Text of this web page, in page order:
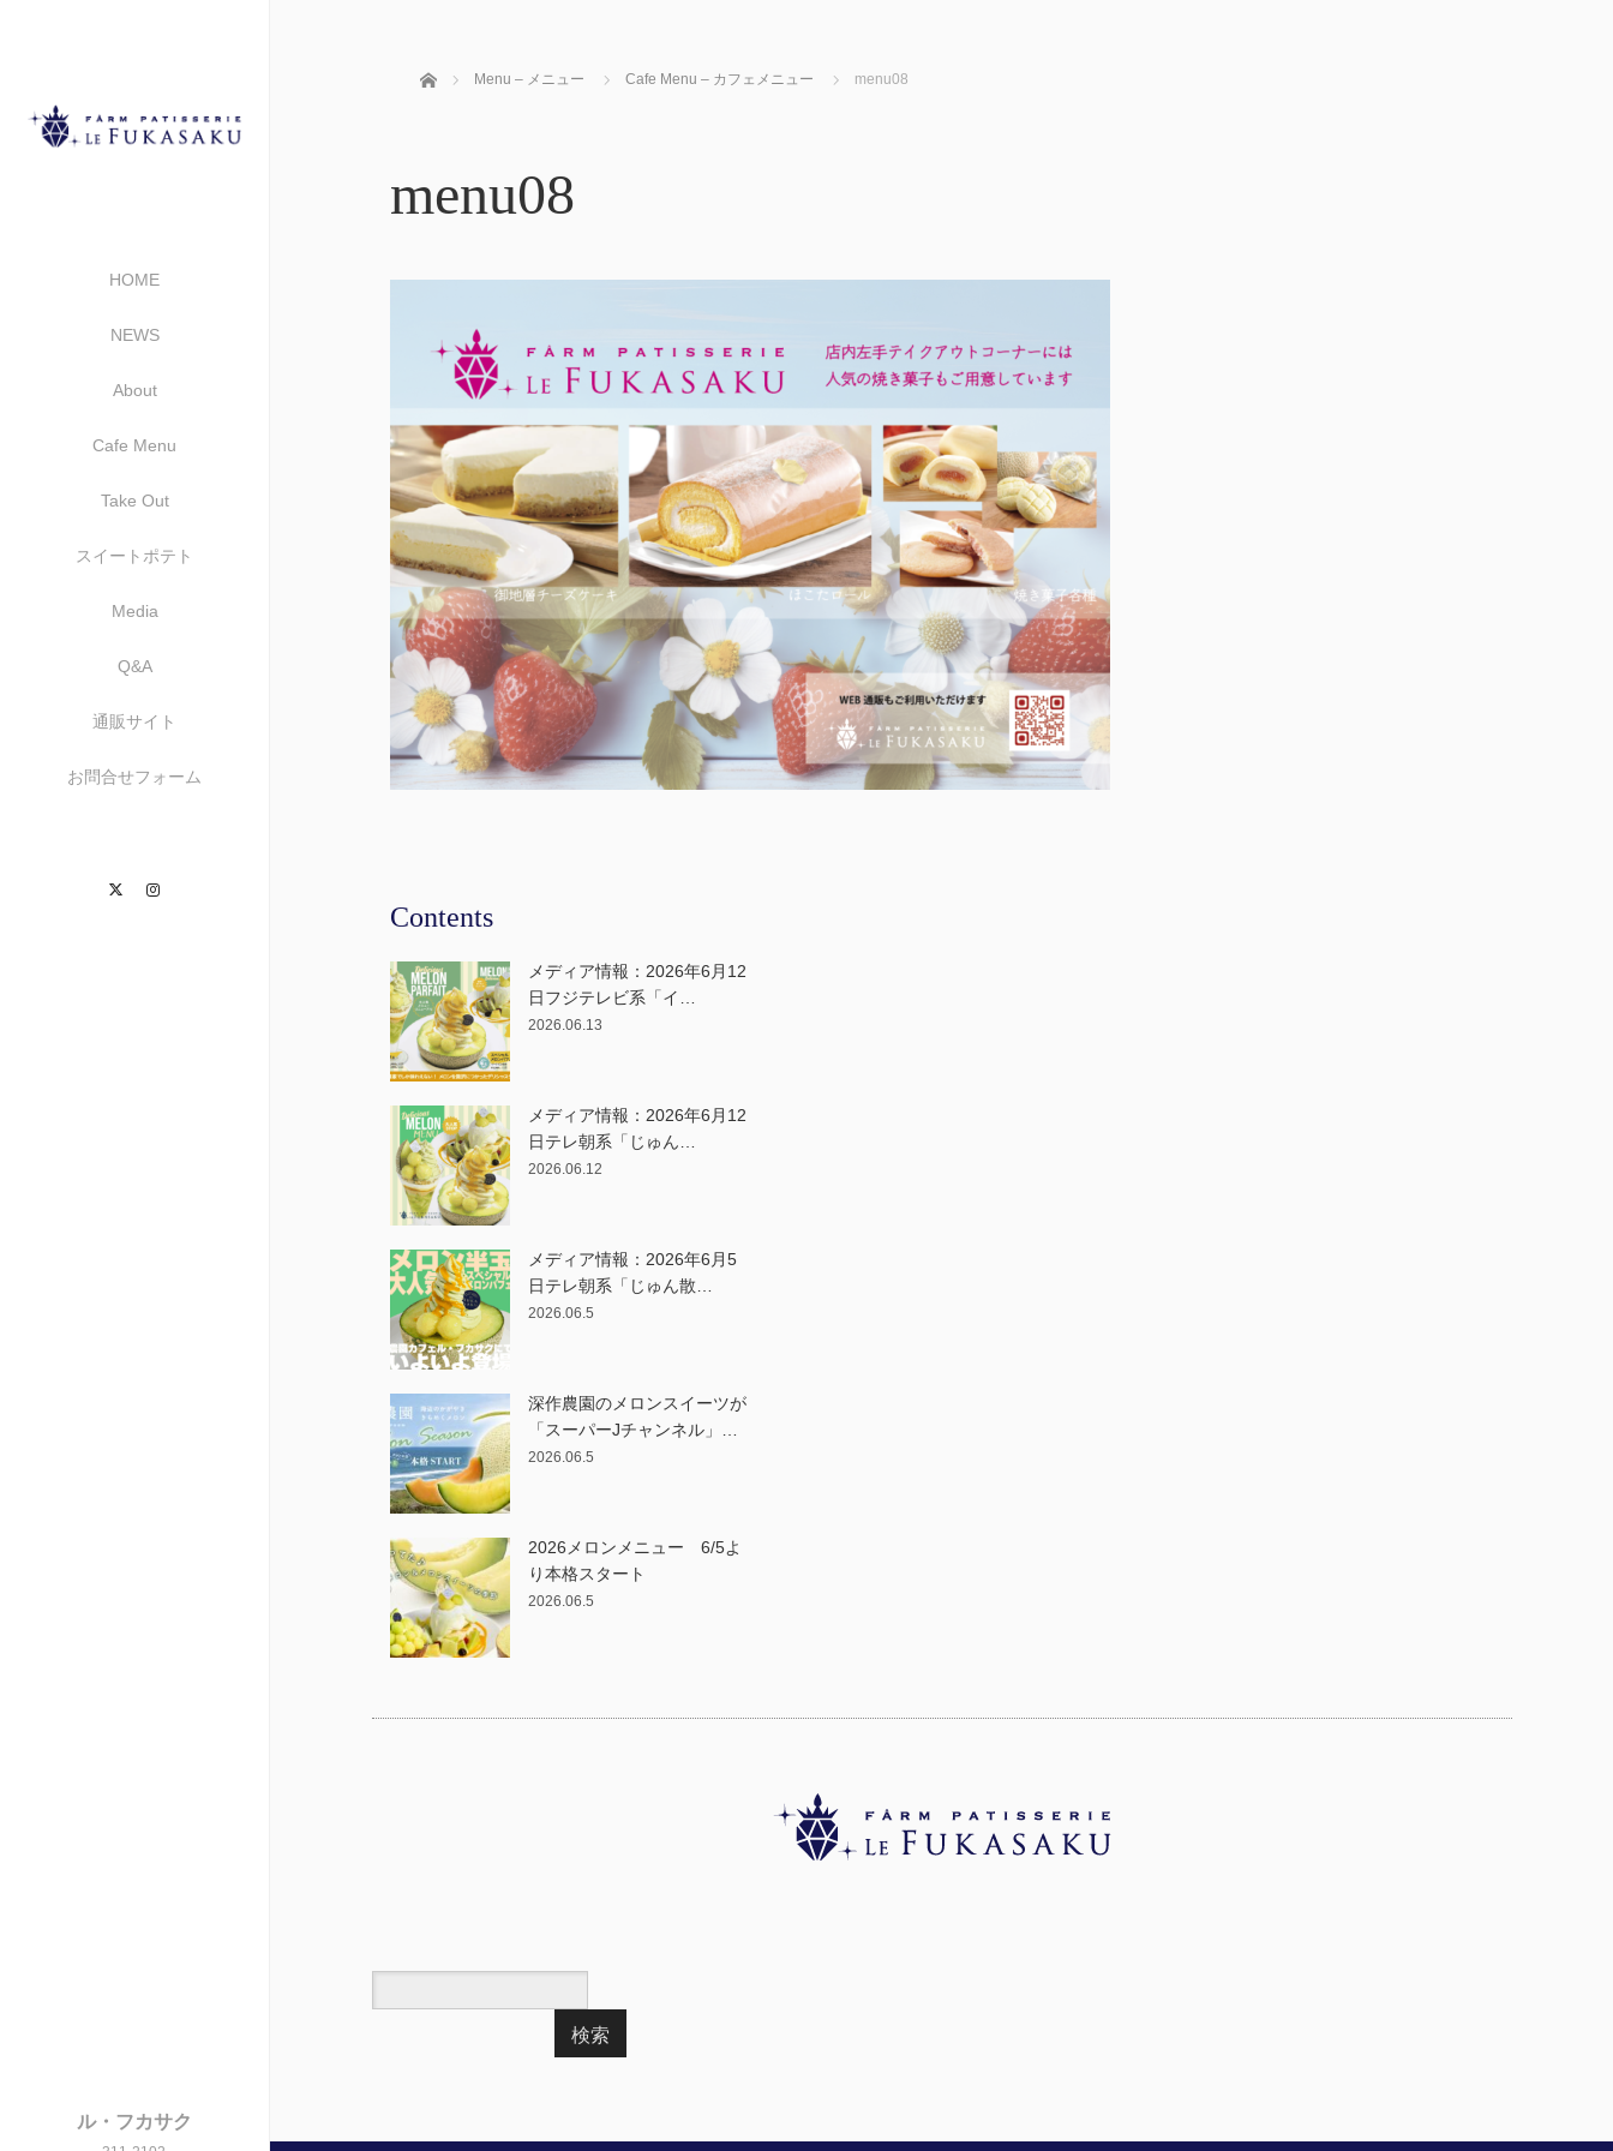
HOME
NEWS
About
Cafe Menu
Take Out
スイートポテト
Media
Q&A
通販サイト
お問合せフォーム
Twitter
ル・フカサク
ホーム Menu – メニュー Cafe Menu – カフェメニュー menu08
menu08
Contents
メディア情報：2026年6月12
日フジテレビ系「イ…
2026.06.13
メディア情報：2026年6月12
日テレ朝系「じゅん…
2026.06.12
メディア情報：2026年6月5
日テレ朝系「じゅん散…
2026.06.5
深作農園のメロンスイーツが
「スーパーJチャンネル」…
2026.06.5
2026メロンメニュー 6/5よ
り本格スタート
2026.06.5